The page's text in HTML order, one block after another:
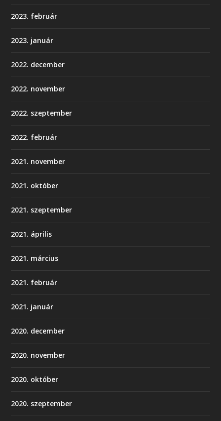
2023. február
2023. január
2022. december
2022. november
2022. szeptember
2022. február
2021. november
2021. október
2021. szeptember
2021. április
2021. március
2021. február
2021. január
2020. december
2020. november
2020. október
2020. szeptember